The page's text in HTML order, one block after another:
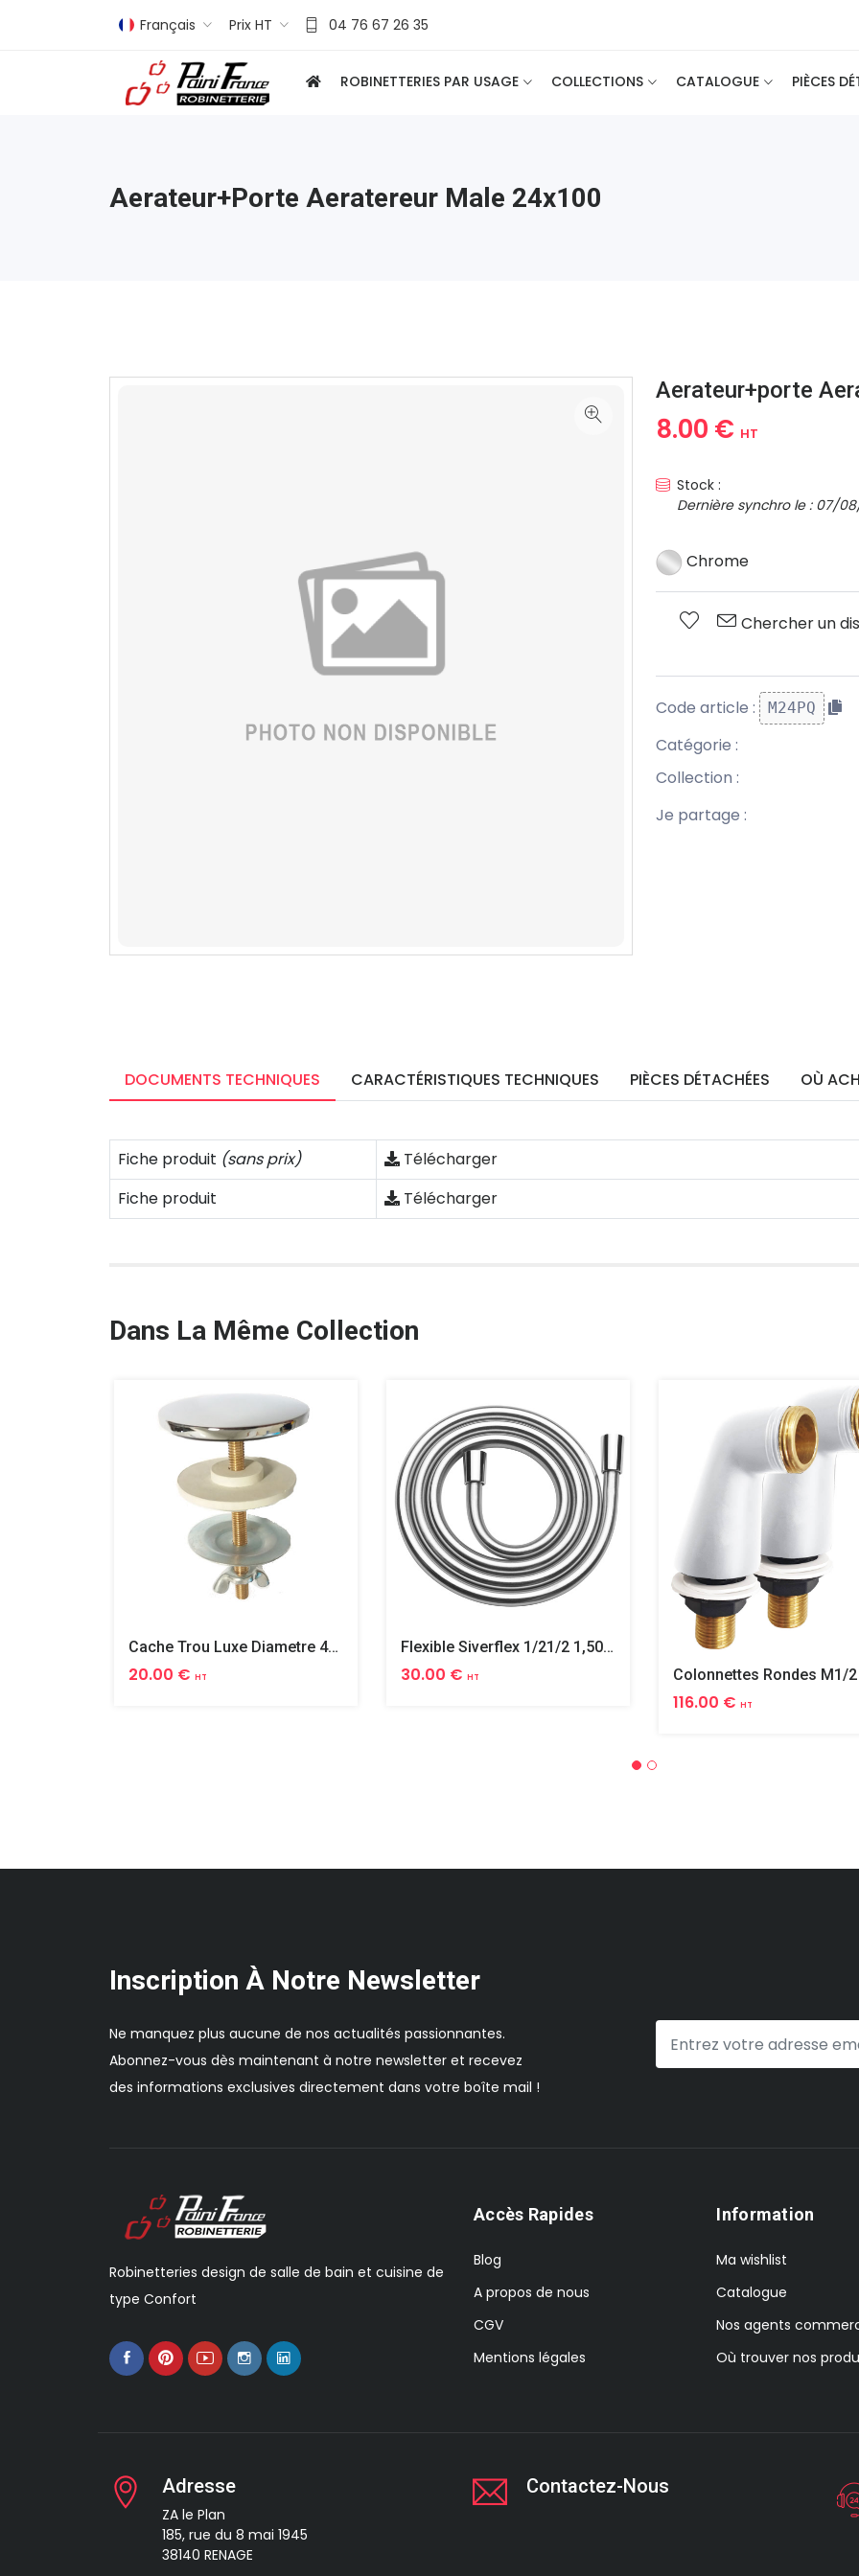
Français Prix HT 04 76 67 26 35
ROBINETTERIES PAR USAGE COLLECTIONS CATALOGUE PIÈCES
Aerateur+porte Aeratereur Male 24x100
Aerateur+porte
8.00 € HT
Stock :
Dernière synchro le : 07/
Chrome
Chercher un
Code article : M24PQ
Catégorie :
Collection :
Je partage :
DOCUMENTS TECHNIQUES CARACTÉRISTIQUES TECHNIQUES PIÈCES DÉTACHÉES OÙ
Fiche produit (sans prix)
Télécharger
Fiche produit
Télécharger
Dans La Même Collection
Cache Trou Luxe Diametre 40 Laiton
20.00 € HT
Flexible Siverflex 1/21/2 1,50m Tournant
30.00 € HT
116.00 € HT
Inscription À Notre Newsletter
Ne manquez plus aucune de nos actualités passionnantes.
Abonnez-vous dès maintenant à notre newsletter et recevez
des informations exclusives directement dans votre boîte mail !
Robinetteries design de salle de bain et cuisine de
type Confort
Accès Rapides
Blog
A propos de nous
CGV
Mentions légales
Information
Ma wishlist
Catalogue
Nos agents
Où trouver nos
Adresse
ZA le Plan
185, rue du 8 mai 1945
38140 RENAGE
Contactez-Nous